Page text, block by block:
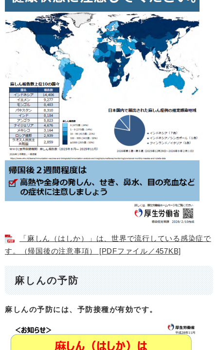
「麻しん（はしか）」は、世界で流行している感染症で
す。（帰国後の注意事項） [PDFファイル／457KB]
麻しんの予防
麻しんの予防には、予防接種が有効です。